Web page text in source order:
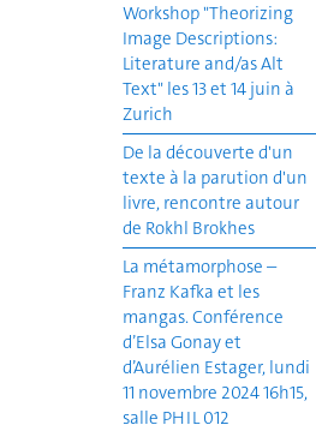
Workshop "Theorizing
Image Descriptions:
Literature and/as Alt
Text" les 13 et 14 juin à
Zurich
De la découverte d'un
texte à la parution d'un
livre, rencontre autour
de Rokhl Brokhes
La métamorphose –
Franz Kafka et les
mangas. Conférence
d’Elsa Gonay et
d’Aurélien Estager, lundi
11 novembre 2024 16h15,
salle PHIL 012